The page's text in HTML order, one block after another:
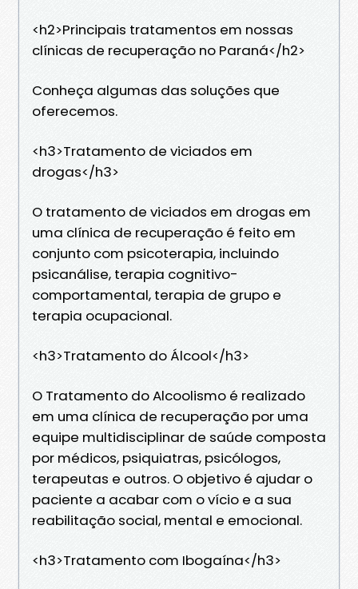
<h2>Principais tratamentos em nossas
clínicas de recuperação no Paraná</h2>
Conheça algumas das soluções que
oferecemos.
<h3>Tratamento de viciados em
drogas</h3>
O tratamento de viciados em drogas em
uma clínica de recuperação é feito em
conjunto com psicoterapia, incluindo
psicanálise, terapia cognitivo-
comportamental, terapia de grupo e
terapia ocupacional.
<h3>Tratamento do Álcool</h3>
O Tratamento do Alcoolismo é realizado
em uma clínica de recuperação por uma
equipe multidisciplinar de saúde composta
por médicos, psiquiatras, psicólogos,
terapeutas e outros. O objetivo é ajudar o
paciente a acabar com o vício e a sua
reabilitação social, mental e emocional.
<h3>Tratamento com Ibogaína</h3>